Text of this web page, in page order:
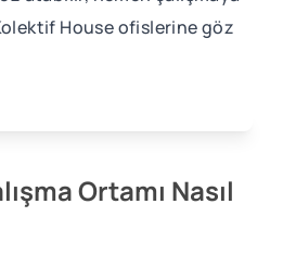
House ofislerine göz
Ortamı Nasıl